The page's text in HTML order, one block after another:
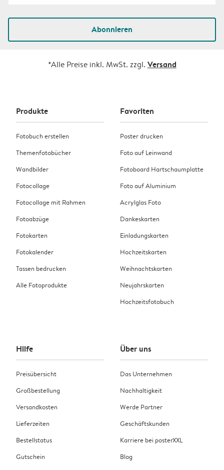
Abonnieren
*Alle Preise inkl. MwSt. zzgl. Versand
Produkte
Fotobuch erstellen
Themenfotobücher
Wandbilder
Fotocollage
Fotocollage mit Rahmen
Fotoabzüge
Fotokarten
Fotokalender
Tassen bedrucken
Alle Fotoprodukte
Favoriten
Poster drucken
Foto auf Leinwand
Fotoboard Hartschaumplatte
Foto auf Aluminium
Acrylglas Foto
Dankeskarten
Einladungskarten
Hochzeitskarten
Weihnachtskarten
Neujahrskarten
Hochzeitsfotobuch
Hilfe
Preisübersicht
Großbestellung
Versandkosten
Lieferzeiten
Bestellstatus
Gutschein
Über uns
Das Unternehmen
Nachhaltigkeit
Werde Partner
Geschäftskunden
Karriere bei posterXXL
Blog